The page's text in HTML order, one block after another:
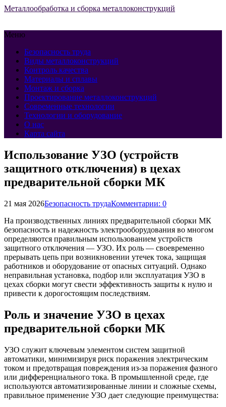
Металлообработка и сборка металлоконструкций
Меню
Безопасность труда
Виды металлоконструкций
Контроль качества
Материалы и сплавы
Монтаж и сборка
Проектирование металлоконструкций
Современные технологии
Технологии и оборудование
О нас
Карта сайта
Использование УЗО (устройств
защитного отключения) в цехах
предварительной сборки МК
21 мая 2026Безопасность трудаКомментарии: 0
На производственных линиях предварительной сборки МК
безопасность и надежность электрооборудования во многом
определяются правильным использованием устройств
защитного отключения — УЗО. Их роль — своевременно
прерывать цепь при возникновении утечек тока, защищая
работников и оборудование от опасных ситуаций. Однако
неправильная установка, подбор или эксплуатация УЗО в
цехах сборки могут свести эффективность защиты к нулю и
привести к дорогостоящим последствиям.
Роль и значение УЗО в цехах
предварительной сборки МК
УЗО служит ключевым элементом систем защитной
автоматики, минимизируя риск поражения электрическим
током и предотвращая повреждения из-за поражения фазного
или дифференциального тока. В промышленной среде, где
используются автоматизированные линии и сложные схемы,
правильное применение УЗО дает следующие преимущества: